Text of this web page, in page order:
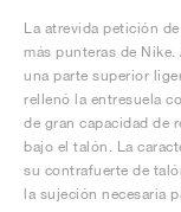
La atrevida petición
más punteras de
una parte superior
rellenó la entresuela
de gran capacidad de
bajo el talón. La
su contrafuerte de
la sujeción necesaria